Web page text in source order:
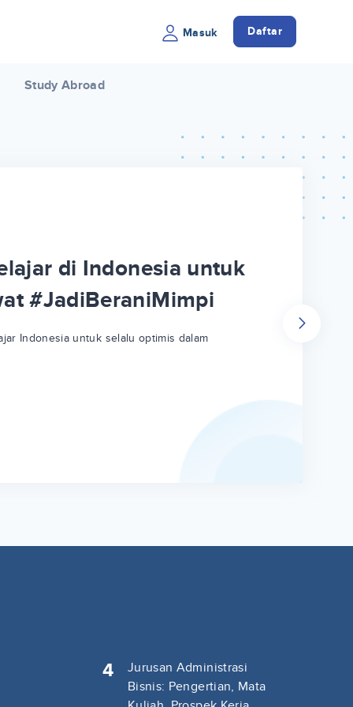
Masuk Daftar
Study Abroad
di Indonesia untuk
#JadiBeraniMimpi
Indonesia untuk selalu optimis dalam
4
Jurusan Administrasi
Bisnis: Pengertian, Mata